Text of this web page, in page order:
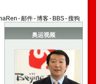
-邮件-博客- BBS-搜狗
奥运视频